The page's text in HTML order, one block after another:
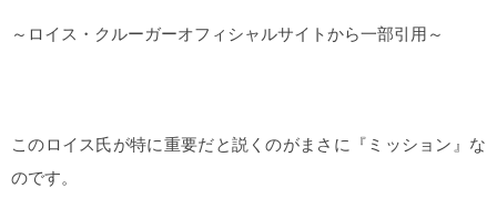
～ロイス・クルーガーオフィシャルサイトから一部引用～
このロイス氏が特に重要だと説くのがまさに『ミッション』な
のです。